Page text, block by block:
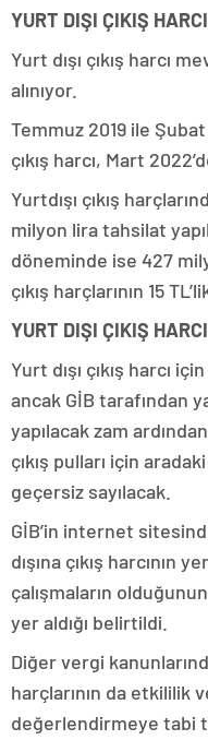
YURT DIŞI ÇIKIŞ
Yurt dışı çıkış harcı
alınıyor.
Temmuz 2019 ile
çıkış harcı, Mart
Yurtdışı çıkış
milyon lira tahsilat
döneminde ise 427
çıkış harçlarının 15
YURT DIŞI ÇIKIŞ
Yurt dışı çıkış harcı
ancak GİB tarafından
yapılacak zam
çıkış pulları için
geçersiz sayılacak.
GİB’in internet
dışına çıkış harcının
çalışmaların
yer aldığı belirtildi.
Diğer vergi
harçlarının da etkililik
değerlendirmeye tabi